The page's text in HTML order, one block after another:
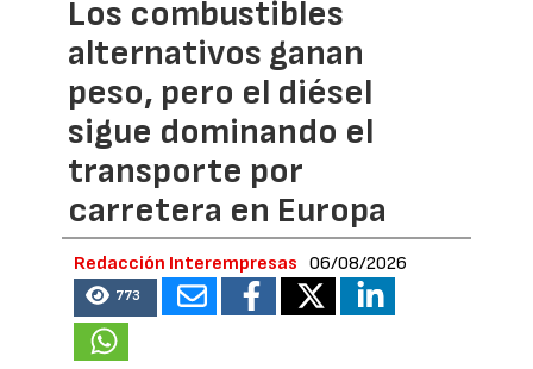
Los combustibles
alternativos ganan
peso, pero el diésel
sigue dominando el
transporte por
carretera en Europa
Redacción Interempresas 06/08/2026
773